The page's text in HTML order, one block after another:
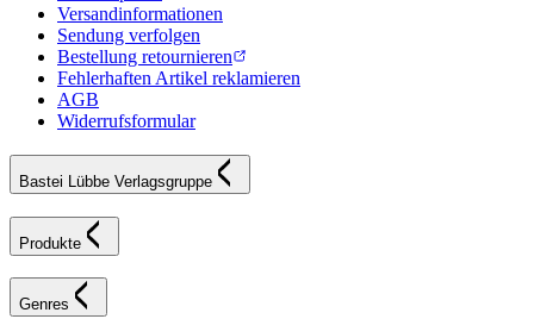
Versandinformationen
Sendung verfolgen
Bestellung retournieren
Fehlerhaften Artikel reklamieren
AGB
Widerrufsformular
Bastei Lübbe Verlagsgruppe
Produkte
Genres